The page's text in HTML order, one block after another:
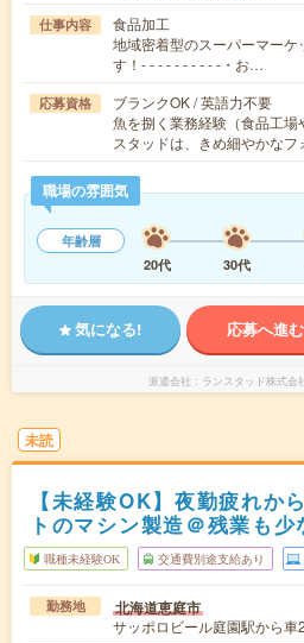
仕事内容
食品加工
地域密着型のスーパーマー
す！- - - - - - - - - -・お…
応募資格
ブランクOK / 英語力不要
魚を捌く業務経験（食品工
スタッドは、きめ細やかな
職場の雰囲気
年齢層
20代
30代
気になる! 応募へ進む
派遣会社 ランスタッド株式
未読
【未経験OK】夜勤疲れか
トのマシン製造＠残業も少
職種未経験OK 交通費別途支給あり
勤務地 北海道恵庭市
サッポロビール庭園駅から車